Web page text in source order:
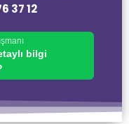
37 12
bilgi